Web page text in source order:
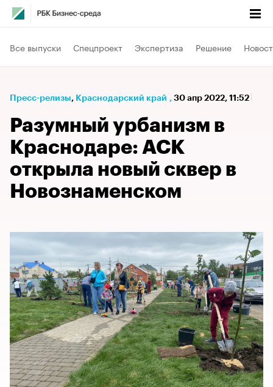
Все выпуски Спецпроект Экспертиза Решение
Пресс-релизы⁠, Краснодарский край , 30 апр 2022, 11:52
Разумный урбанизм в
Краснодаре: АСК
открыла новый сквер в
Новознаменском